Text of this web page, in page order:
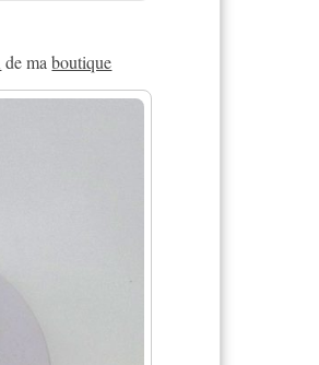
de maboutique